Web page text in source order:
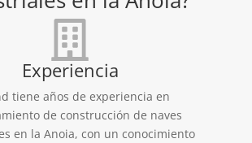
Experiencia
tiene años de experiencia en
de construcción de naves
en la Anoia, con un conocimiento